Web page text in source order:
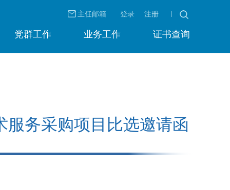
主任邮箱 登录 注册
党群工作 业务工作 证书查询
务采购项目比选邀请函